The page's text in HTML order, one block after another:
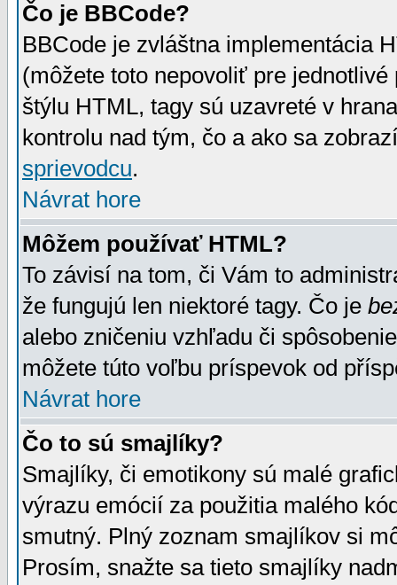
Čo je BBCode?
BBCode je zvláštna implementácia
(môžete toto nepovoliť pre
štýlu HTML, tagy sú uzavreté v
kontrolu nad tým, čo a ako sa
sprievodcu.
Návrat hore
Môžem používať HTML?
To závisí na tom, či Vám to
že fungujú len niektoré tagy. Čo je
alebo zničeniu vzhľadu či
môžete túto voľbu príspevok od
Návrat hore
Čo to sú smajlíky?
Smajlíky, či emotikony sú malé
výrazu emócií za použitia malého
smutný. Plný zoznam smajlíkov si
Prosím, snažte sa tieto smajlíky